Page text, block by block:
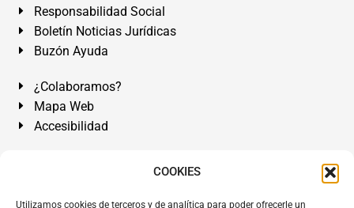
COOKIES
Utilizamos cookies de terceros y de analítica para poder ofrecerle un
Responsabilidad Social
Boletín Noticias Jurídicas
Buzón Ayuda
¿Colaboramos?
Mapa Web
Accesibilidad
Álvarez Abogados Tenerife:Calle Teobaldo Power Nº 7,